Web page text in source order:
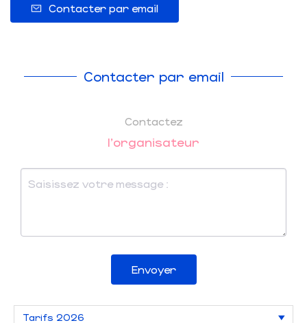
Contacter par email
Contacter par email
Contactez
l'organisateur
Envoyer